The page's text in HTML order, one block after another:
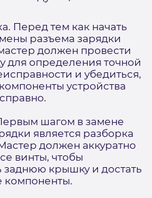
Перед тем как начать
разъема зарядки
должен провести
для определения точной
и убедиться,
устройства
шагом в замене
является разборка
должен аккуратно
винты, чтобы
заднюю крышку и достать
компоненты.